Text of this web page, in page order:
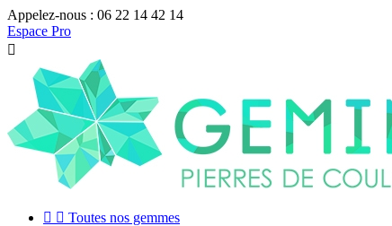
Appelez-nous : 06 22 14 42 14
Espace Pro

  Toutes nos gemmes